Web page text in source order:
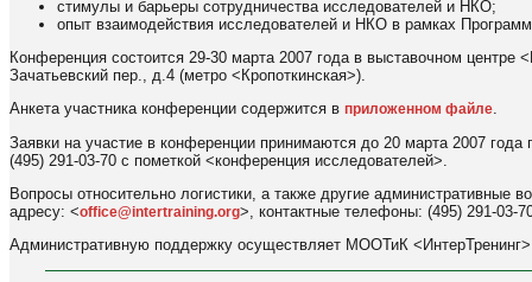
стимулы и барьеры сотрудничества исследователей и НКО;
опыт взаимодействия исследователей и НКО в рамках
Конференция состоится 29-30 марта 2007 года в выставочном
Зачатьевский пер., д.4 (метро <Кропоткинская>).
Анкета участника конференции содержится в приложенном файле.
Заявки на участие в конференции принимаются до 20 марта 2007 года
(495) 291-03-70 с пометкой <конференция исследователей>.
Вопросы относительно логистики, а также другие административные
адресу: <office@intertraining.org>, контактные телефоны: (495) 291-03-
Административную поддержку осуществляет МООТиК